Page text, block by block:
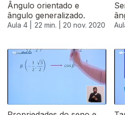
Ângulo orientado e
ângulo generalizado.
Aula 4 | 22 min. | 20 nov. 2020